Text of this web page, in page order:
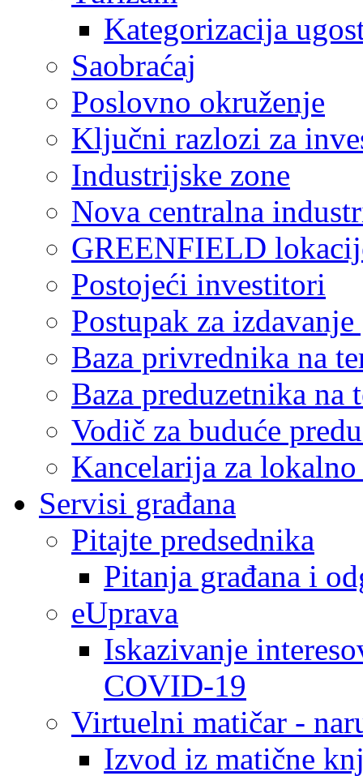
Kategorizacija
Saobraćaj
Poslovno okruženje
Ključni razlozi za
Industrijske zone
Nova centralna
GREENFIELD
Postojeći investitori
Postupak za
Baza privrednika na
Baza preduzetnika
Vodič za buduće
Kancelarija za
Servisi građana
Pitajte predsednika
Pitanja građana i
eUprava
Iskazivanje
COVID-19
Virtuelni matičar -
Izvod iz matične